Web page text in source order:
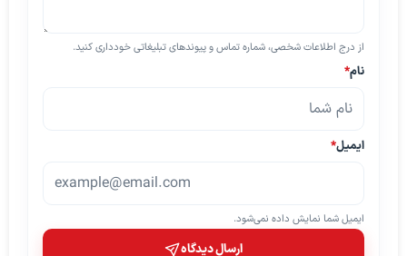
از درج اطلاعات شخصی، شماره تماس و پیوندهای تبلیغاتی خودداری کنید.
نام*
ایمیل*
ایمیل شما نمایش داده نمی‌شود.
ارسال دیدگاه